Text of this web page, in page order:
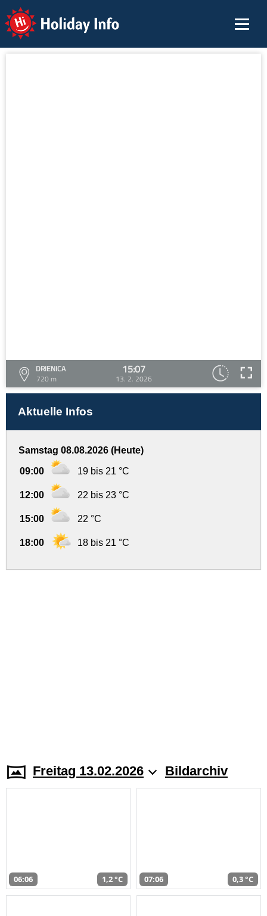
Holiday Info
DRIENICA
720 m
15:07
13. 2. 2026
Aktuelle Infos
Samstag 08.08.2026 (Heute)
09:00 19 bis 21 °C
12:00 22 bis 23 °C
15:00 22 °C
18:00 18 bis 21 °C
Freitag 13.02.2026 Bildarchiv
06:06 1,2 °C 07:06 0,3 °C